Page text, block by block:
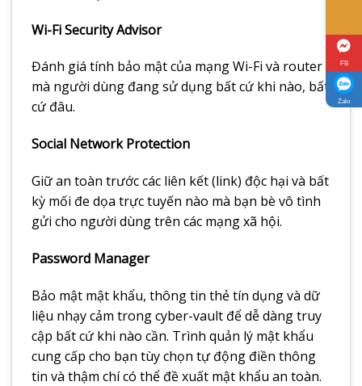
Wi-Fi Security Advisor
Đánh giá tính bảo mật của mạng Wi-Fi và router
mà người dùng đang sử dụng bất cứ khi nào, bất
cứ đâu.
Social Network Protection
Giữ an toàn trước các liên kết (link) độc hại và bất
kỳ mối đe dọa trực tuyến nào mà bạn bè vô tình
gửi cho người dùng trên các mạng xã hội.
Password Manager
Bảo mật mật khẩu, thông tin thẻ tín dụng và dữ
liệu nhạy cảm trong cyber-vault để dễ dàng truy
cập bất cứ khi nào cần. Trình quản lý mật khẩu
cung cấp cho bạn tùy chọn tự động điền thông
tin và thậm chí có thể đề xuất mật khẩu an toàn.
FB
Zalo